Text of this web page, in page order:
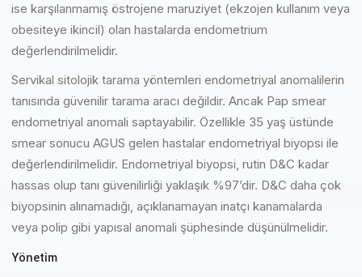
ise karşılanmamış östrojene maruziyet (ekzojen kullanım veya
obesiteye ikincil) olan hastalarda endometrium
değerlendirilmelidir.
Servikal sitolojik tarama yöntemleri endometriyal anomalilerin
tanısında güvenilir tarama aracı değildir. Ancak Pap smear
endometriyal anomali saptayabilir. Özellikle 35 yaş üstünde
smear sonucu AGUS gelen hastalar endometriyal biyopsi ile
değerlendirilmelidir. Endometriyal biyopsi, rutin D&C kadar
hassas olup tanı güvenilirliği yaklaşık %97’dir. D&C daha çok
biyopsinin alınamadığı, açıklanamayan inatçı kanamalarda
veya polip gibi yapısal anomali şüphesinde düşünülmelidir.
Yönetim